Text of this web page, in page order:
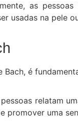
as
usadas na pele
é
relatam
promover uma